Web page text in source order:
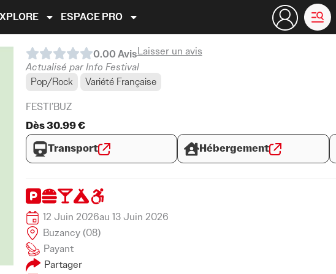
ESPACE PRO
0.00AvisLaisser un avis
Actualisé par Info Festival
Pop/Rock
Variété Française
FESTI’BUZ
Dès 30.99 €
Transport
Hébergement
12 Juin 2026au 13 Juin 2026
Buzancy (08)
Payant
Partager